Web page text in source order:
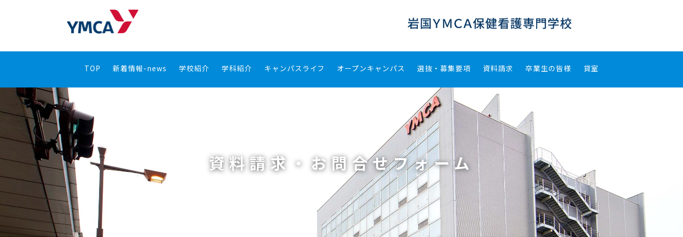
TOP 新着情報-news 学校紹介 学科紹介 キャンパスライフ オープンキャンパス 選抜・募集要項 資料請求 卒業生の皆様 貸室
資料請求・お問合せフォーム